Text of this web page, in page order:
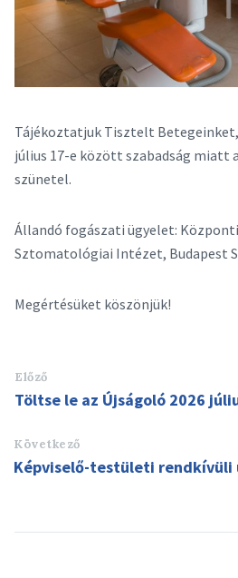
Tájékoztatjuk Tisztelt Betegeinket,
július 17-e között szabadság miatt
szünetel.
Állandó fogászati ügyelet: Központi
Sztomatológiai Intézet, Budapest
Megértésüket köszönjük!
Előző
Töltse le az Újságoló 2026
Következő
Képviselő-testületi rendkívüli